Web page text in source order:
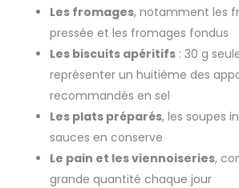
Les fromages, notamment les
pressée et les fromages fondus
Les biscuits apéritifs : 30 g
représenter un huitième des
recommandés en sel
Les plats préparés, les soupes
sauces en conserve
Le pain et les viennoiseries,
grande quantité chaque jour